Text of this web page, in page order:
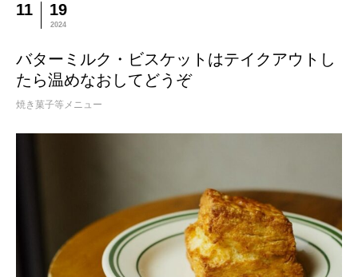
11 19
2024
バターミルク・ビスケットはテイクアウトし
たら温めなおしてどうぞ
焼き菓子等メニュー